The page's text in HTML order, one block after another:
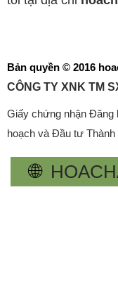
Bản quyền © 2016
CÔNG TY XNK TM
Giấy chứng nhận Đăng
hoạch và Đầu tư
🌐